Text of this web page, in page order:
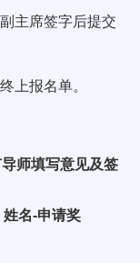
主席签字后提交
上报名单。
师填写意见及签
名-申请奖